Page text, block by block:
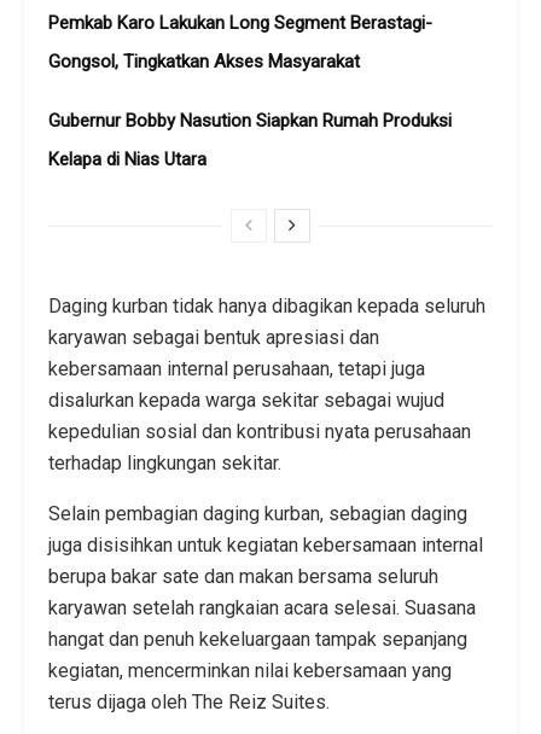
Pemkab Karo Lakukan Long Segment Berastagi-
Gongsol, Tingkatkan Akses Masyarakat
Gubernur Bobby Nasution Siapkan Rumah Produksi
Kelapa di Nias Utara
Daging kurban tidak hanya dibagikan kepada seluruh
karyawan sebagai bentuk apresiasi dan
kebersamaan internal perusahaan, tetapi juga
disalurkan kepada warga sekitar sebagai wujud
kepedulian sosial dan kontribusi nyata perusahaan
terhadap lingkungan sekitar.
Selain pembagian daging kurban, sebagian daging
juga disisihkan untuk kegiatan kebersamaan internal
berupa bakar sate dan makan bersama seluruh
karyawan setelah rangkaian acara selesai. Suasana
hangat dan penuh kekeluargaan tampak sepanjang
kegiatan, mencerminkan nilai kebersamaan yang
terus dijaga oleh The Reiz Suites.